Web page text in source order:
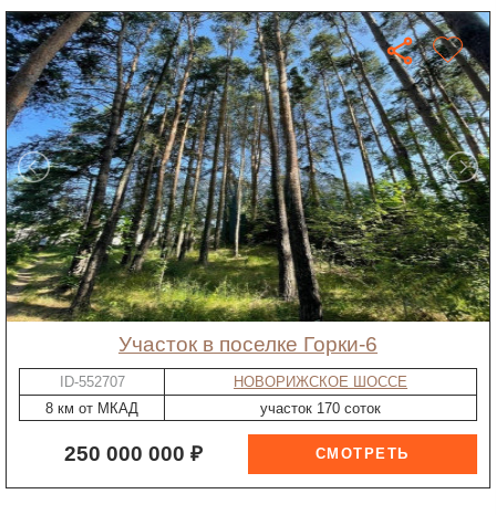
участок в поселке Горки-6
ID-552707
НОВОРИЖСКОЕ ШОССЕ
8 км от МКАД
участок 170 соток
250 000 000 ₽